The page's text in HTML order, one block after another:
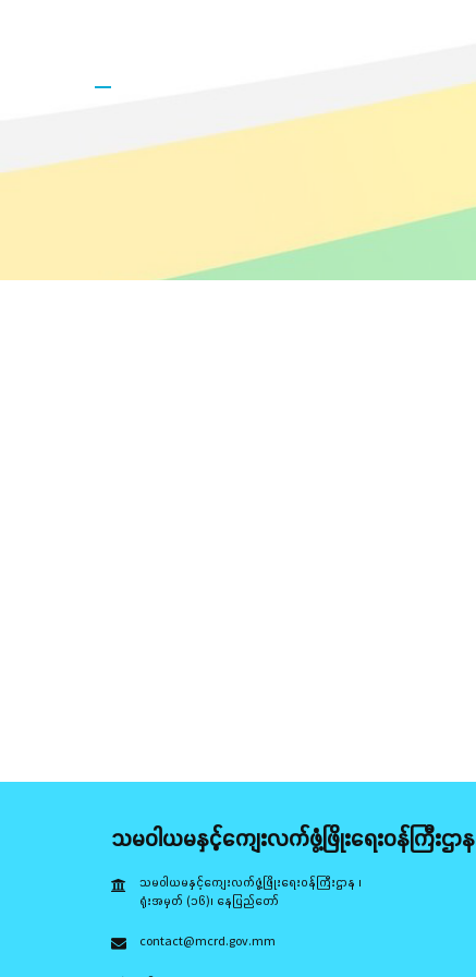
သမဝါယမနှင့်ကျေးလက်ဖွံ့ဖြိုးရေးဝန်ကြီးဌာန
သမဝါယမနှင့်ကျေးလက်ဖွံ့ဖြိုးရေးဝန်ကြီးဌာန ၊
ရုံးအမှတ် (၁၆)၊ နေပြည်တော်
contact@mcrd.gov.mm